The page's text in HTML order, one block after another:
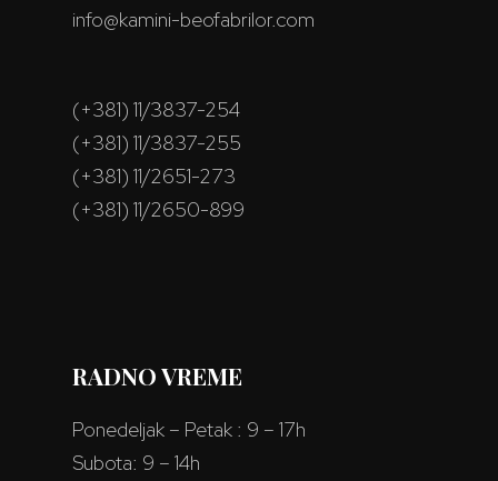
info@kamini-beofabrilor.com
(+381) 11/3837-254
(+381) 11/3837-255
(+381) 11/2651-273
(+381) 11/2650-899
RADNO VREME
Ponedeljak – Petak : 9 – 17h
Subota: 9 – 14h